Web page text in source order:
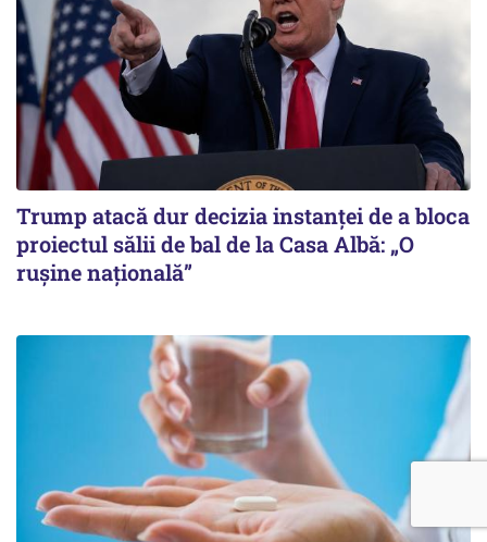
Trump atacă dur decizia instanţei de a bloca
proiectul sălii de bal de la Casa Albă: „O
ruşine naţională”